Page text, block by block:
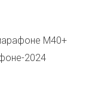
М40+
2024